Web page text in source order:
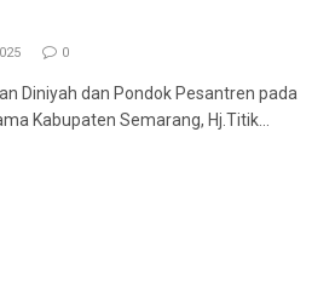
0
Diniyah dan Pondok Pesantren pada
Kabupaten Semarang, Hj.Titik…